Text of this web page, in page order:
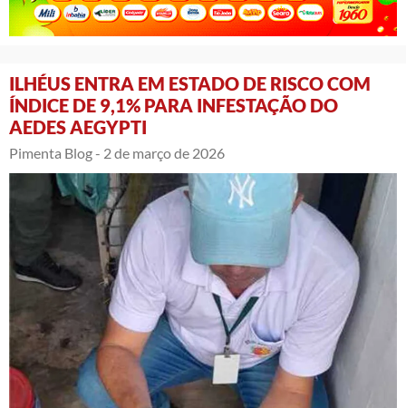
ILHÉUS ENTRA EM ESTADO DE RISCO COM
ÍNDICE DE 9,1% PARA INFESTAÇÃO DO
AEDES AEGYPTI
Pimenta Blog - 2 de março de 2026